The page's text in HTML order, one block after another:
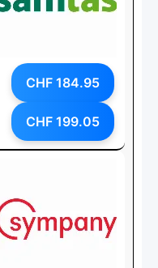
CHF 184.95
CHF 199.05